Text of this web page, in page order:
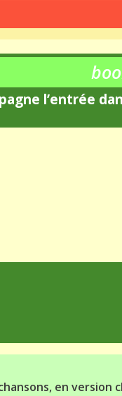
l’entrée
en